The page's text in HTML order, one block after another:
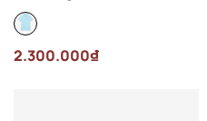
SIZ Màu Xanh Da Trời
2.300.000₫